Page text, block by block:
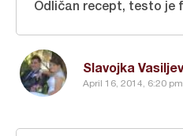
Slavojka
April 16, 2014, 6:20 pm
Odličan recept, testo je